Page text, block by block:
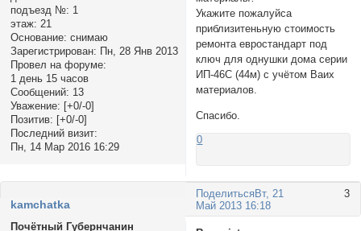
подъезд №: 1
этаж: 21
Основание: снимаю
Зарегистрирован: Пн, 28 Янв 2013
Провел на форуме:
1 день 15 часов
Сообщений: 13
Уважение: [+0/-0]
Позитив: [+0/-0]
Последний визит:
Пн, 14 Мар 2016 16:29
Укажите пожалуйса
приблизитеньную стоимость
ремонта евростандарт под
ключ для однушки дома серии
ИП-46С (44м) с учётом Ваих
материалов.
Спасибо.
0
Поделиться 3
Вт, 21
Май 2013 16:18
kamchatka
Почётный Губернчанин